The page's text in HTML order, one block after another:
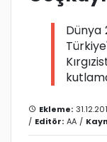
Dünya
Ekleme:
/ Editör: AA /